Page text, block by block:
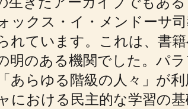
ックス・イ・メンドーサ
れています。これは、書
明のある機関でした。パ
あらゆる階級の人々」が
における民主的な学習の基